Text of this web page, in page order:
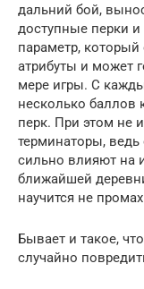
дальний бой,
доступные перки
параметр,
атрибуты и может
мере игры. С
несколько баллов
перк. При этом не
терминаторы,
сильно влияют на
ближайшей
научится не
Бывает и такое,
случайно